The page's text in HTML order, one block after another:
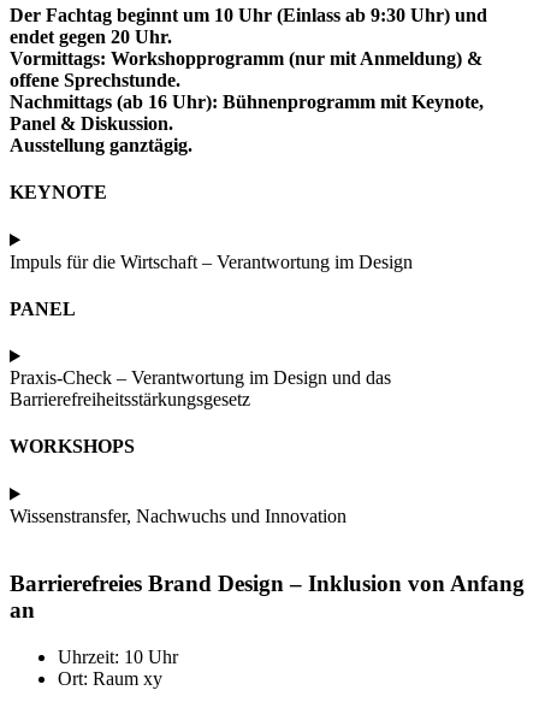
Der Fachtag beginnt um 10 Uhr (Einlass ab 9:30 Uhr) und
endet gegen 20 Uhr.
Vormittags: Workshopprogramm (nur mit Anmeldung) &
offene Sprechstunde.
Nachmittags (ab 16 Uhr): Bühnenprogramm mit Keynote,
Panel & Diskussion.
Ausstellung ganztägig.
KEYNOTE
Impuls für die Wirtschaft – Verantwortung im Design
PANEL
Praxis-Check – Verantwortung im Design und das
Barrierefreiheitsstärkungsgesetz
WORKSHOPS
Wissenstransfer, Nachwuchs und Innovation​
Barrierefreies Brand Design – Inklusion von Anfang
an
Uhrzeit: 10 Uhr
Ort: Raum xy